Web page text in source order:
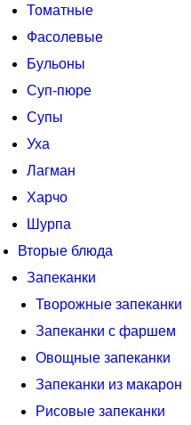
Томатные
Фасолевые
Бульоны
Суп-пюре
Супы
Уха
Лагман
Харчо
Шурпа
Вторые блюда
Запеканки
Творожные запеканки
Запеканки с фаршем
Овощные запеканки
Запеканки из макарон
Рисовые запеканки